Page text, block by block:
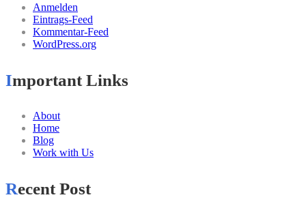
Anmelden
Eintrags-Feed
Kommentar-Feed
WordPress.org
Important Links
About
Home
Blog
Work with Us
Recent Post